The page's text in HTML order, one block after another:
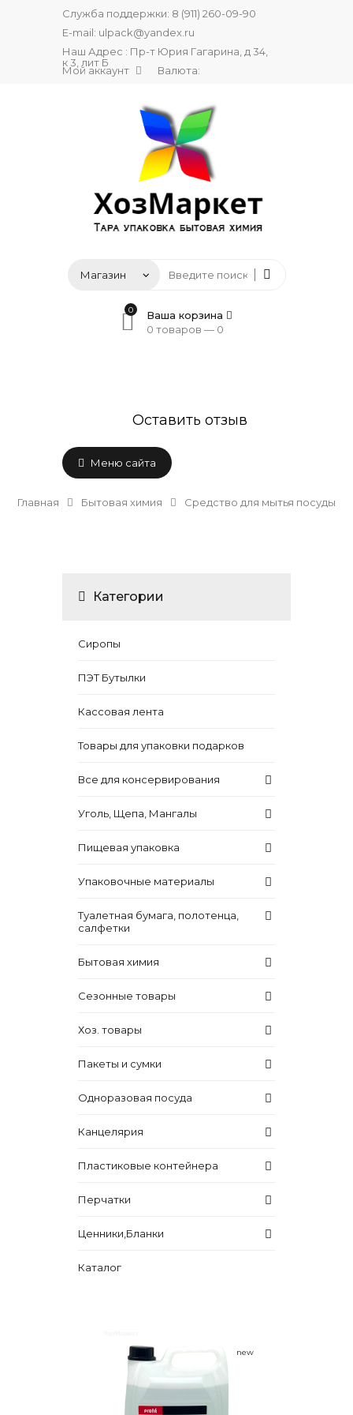
Служба поддержки: 8 (911) 260-09-90
E-mail: ulpack@yandex.ru
Наш Адрес : Пр-т Юрия Гагарина, д 34,
к 3, лит Б
Мой аккаунт Валюта:
0
Ваша корзина
0 товаров — 0
Оставить отзыв
Меню сайта
Главная Бытовая химия Средство для мытья посуды
Категории
Сиропы
ПЭТ Бутылки
Кассовая лента
Товары для упаковки подарков
Все для консервирования
Уголь, Щепа, Мангалы
Пищевая упаковка
Упаковочные материалы
Туалетная бумага, полотенца,
салфетки
Бытовая химия
Сезонные товары
Хоз. товары
Пакеты и сумки
Одноразовая посуда
Канцелярия
Пластиковые контейнера
Перчатки
Ценники,Бланки
Каталог
new